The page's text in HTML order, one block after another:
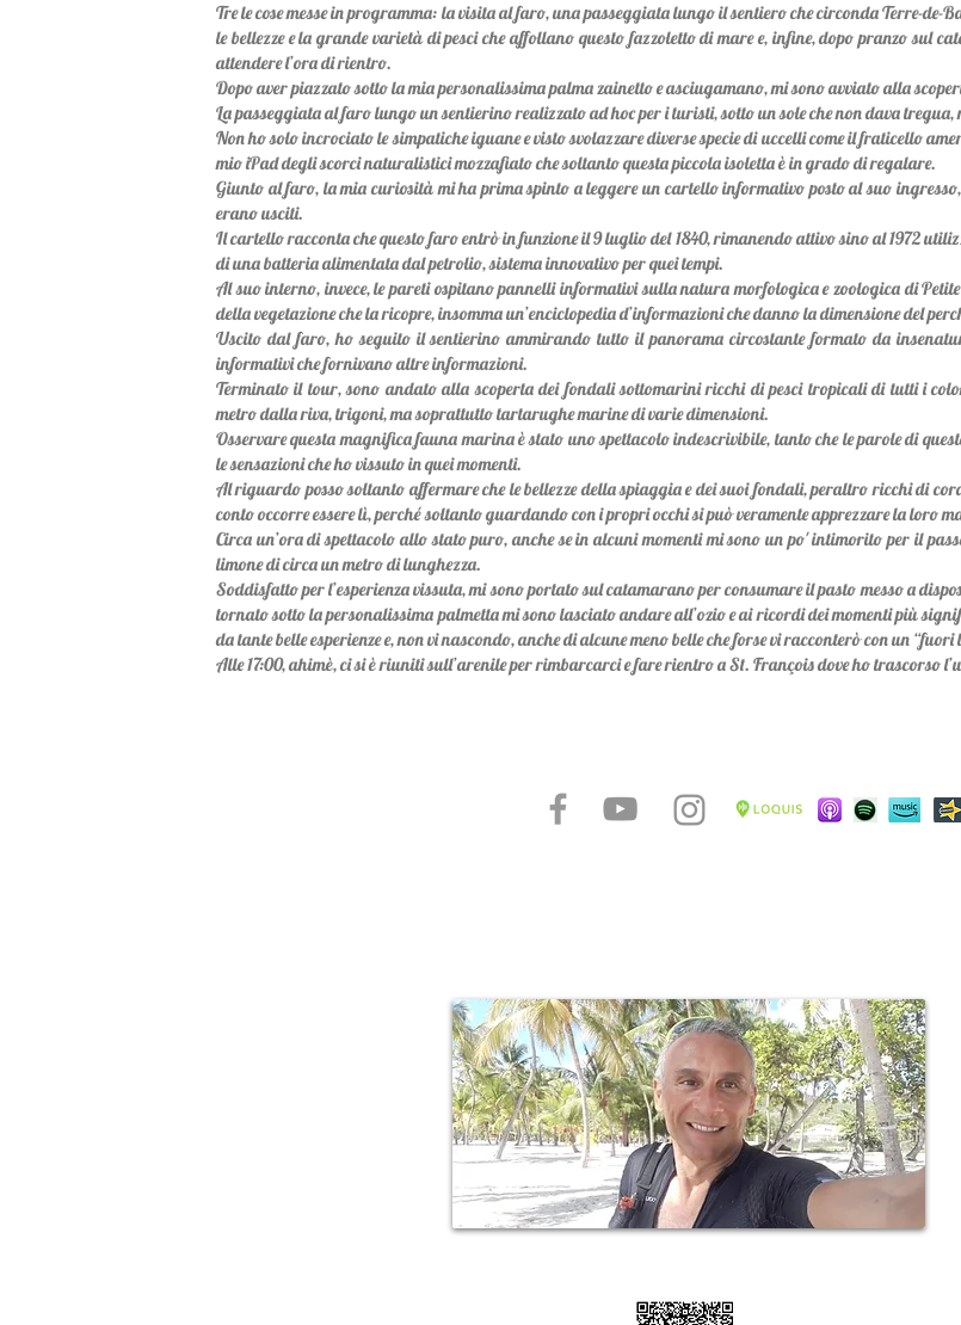
Tre le cose messe in programma: la visita al faro, una passeggiata lungo il sentiero che circonda Terre-
le bellezze e la grande varietà di pesci che affollano questo fazzoletto di mare e, infine, dopo pranzo sul
attendere l’ora di rientro.
Dopo aver piazzato sotto la mia personalissima palma zainetto e asciugamano, mi sono avviato alla
La passeggiata al faro lungo un sentierino realizzato ad hoc per i turisti, sotto un sole che non dava
Non ho solo incrociato le simpatiche iguane e visto svolazzare diverse specie di uccelli come il fraticello
mio iPad degli scorci naturalistici mozzafiato che soltanto questa piccola isoletta è in grado di regalare.
Giunto al faro, la mia curiosità mi ha prima spinto a leggere un cartello informativo posto al suo
erano usciti.
Il cartello racconta che questo faro entrò in funzione il 9 luglio del 1840, rimanendo attivo sino al 1972
di una batteria alimentata dal petrolio, sistema innovativo per quei tempi.
Al suo interno, invece, le pareti ospitano pannelli informativi sulla natura morfologica e zoologica di
della vegetazione che la ricopre, insomma un’enciclopedia d’informazioni che danno la dimensione del
Uscito dal faro, ho seguito il sentierino ammirando tutto il panorama circostante formato da
informativi che fornivano altre informazioni.
Terminato il tour, sono andato alla scoperta dei fondali sottomarini ricchi di pesci tropicali di tutti i
metro dalla riva, trigoni, ma soprattutto tartarughe marine di varie dimensioni.
Osservare questa magnifica fauna marina è stato uno spettacolo indescrivibile, tanto che le parole di
le sensazioni che ho vissuto in quei momenti.
Al riguardo posso soltanto affermare che le bellezze della spiaggia e dei suoi fondali, peraltro ricchi di
conto occorre essere lì, perché soltanto guardando con i propri occhi si può veramente apprezzare la loro
Circa un’ora di spettacolo allo stato puro, anche se in alcuni momenti mi sono un po' intimorito per il
limone di circa un metro di lunghezza.
Soddisfatto per l’esperienza vissuta, mi sono portato sul catamarano per consumare il pasto messo a
tornato sotto la personalissima palmetta mi sono lasciato andare all’ozio e ai ricordi dei momenti più
da tante belle esperienze e, non vi nascondo, anche di alcune meno belle che forse vi racconterò con un “fuori
Alle 17:00, ahimè, ci si è riuniti sull’arenile per rimbarcarci e fare rientro a St. François dove ho trascorso